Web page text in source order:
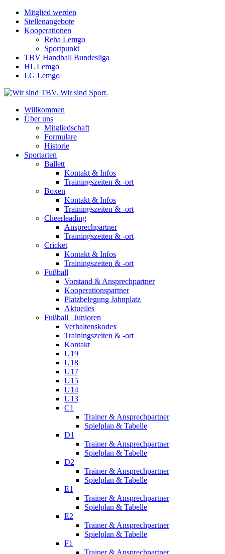
Mitglied werden
Stellenangebote
Kooperationen
Reha Lemgo
Sportpunkt
TBV Handball Bundesliga
HL Lemgo
LG Lemgo
Willkommen
Über uns
Mitgliedschaft
Formulare
Historie
Sportarten
Ballett
Kontakt & Infos
Trainingszeiten & -ort
Boxen
Kontakt & Infos
Trainingszeiten & -ort
Cheerleading
Ansprechpartner
Trainingszeiten & -ort
Cricket
Kontakt & Infos
Trainingszeiten & -ort
Fußball
Vorstand & Ansprechpartner
Kooperationspartner
Platzbelegung Jahnplatz
Aktuelles
Fußball | Junioren
Verhaltenskodex
Trainingszeiten & -ort
Kontakt
U19
U18
U17
U15
U14
U13
C1
Trainer & Ansprechpartner
Spielplan & Tabelle
D1
Trainer & Ansprechpartner
Spielplan & Tabelle
D2
Trainer & Ansprechpartner
Spielplan & Tabelle
E1
Trainer & Ansprechpartner
Spielplan & Tabelle
E2
Trainer & Ansprechpartner
Spielplan & Tabelle
F1
Trainer & Ansprechpartner